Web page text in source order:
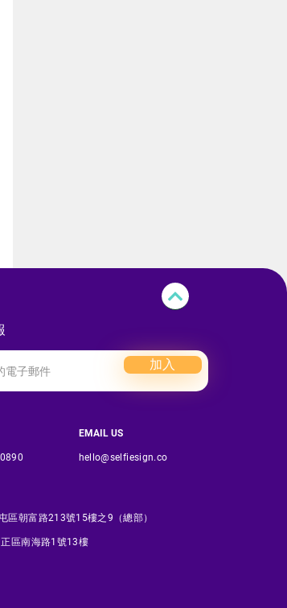
加入
EMAIL US
hello@selfiesign.co
區朝富路213號15樓之9（總部）
區南海路1號13樓